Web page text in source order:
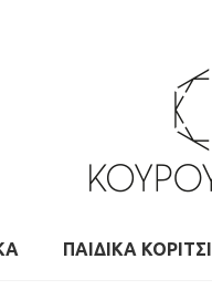
ΠΑΙΔΙΚΑ ΚΟΡΙΤΣΙ